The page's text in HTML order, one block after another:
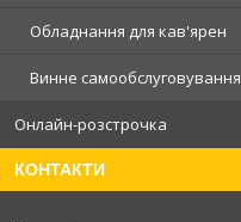
Обладнання для кав'ярен
Винне самообслуговування
Онлайн-розстрочка
КОНТАКТИ